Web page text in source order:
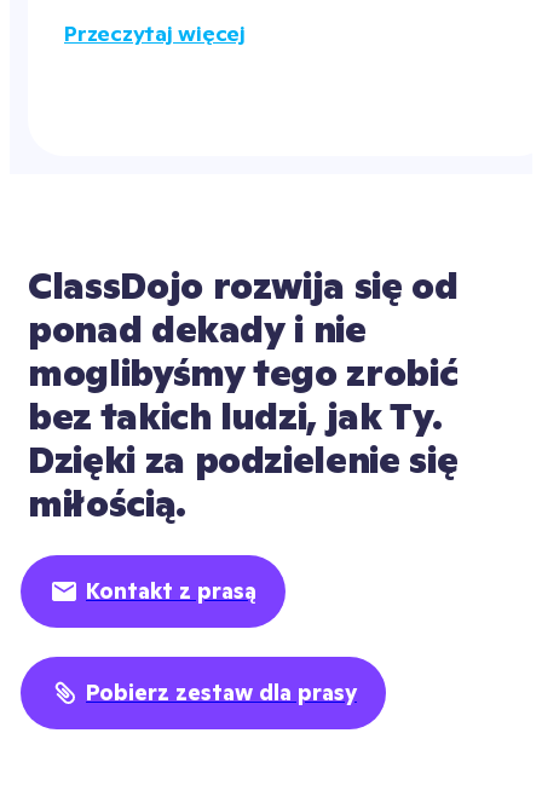
Przeczytaj więcej
ClassDojo rozwija się od
ponad dekady i nie
moglibyśmy tego zrobić
bez takich ludzi, jak Ty.
Dzięki za podzielenie się
miłością.
Kontakt z prasą
Pobierz zestaw dla prasy